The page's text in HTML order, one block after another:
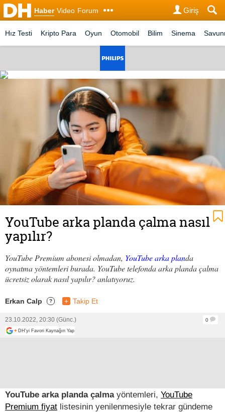
Haber Video Forum Giriş
Hız Testi Kripto Para Oyun Otomobil Bilim Sinema
YouTube arka planda çalma nasıl
yapılır?
YouTube Premium abonesi olmadan, YouTube arka planda
oynatma yöntemleri burada. YouTube telefonda arka planda çalma
ücretsiz olarak nasıl yapılır? anlatıyoruz.
Erkan Calp ? + Takip Et
23.10.2022, 20:30 (Günc.)
0
+ DH'yi Favori Kaynağın Yap
YouTube arka planda çalmayöntemleri, YouTube
Premium fiyat listesinin yenilenmesiyle tekrar gündeme